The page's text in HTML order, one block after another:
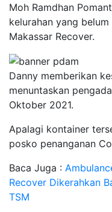
Moh Ramdhan
kelurahan yang
Makassar Recover.
Danny memberikan
menuntaskan
Oktober 2021.
Apalagi kontainer
posko penanganan
Baca Juga :
Recover Dikerahkan
TSM